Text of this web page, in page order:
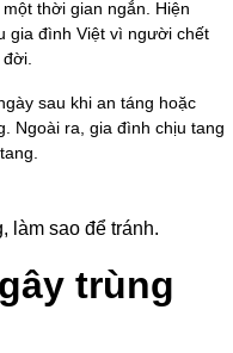
thời gian ngắn. Hiện
gia đình Việt vì người chết
sau khi an táng hoặc
Ngoài ra, gia đình chịu tang
làm sao để tránh.
trùng